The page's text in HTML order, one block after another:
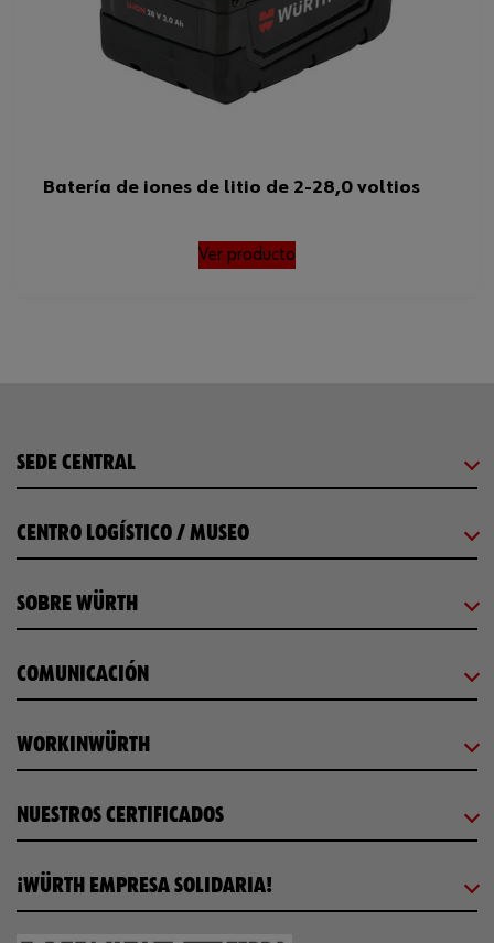
Batería de iones de litio de 2-28,0 voltios
Ver producto
SEDE CENTRAL
CENTRO LOGÍSTICO / MUSEO
SOBRE WÜRTH
COMUNICACIÓN
WORKINWÜRTH
NUESTROS CERTIFICADOS
¡WÜRTH EMPRESA SOLIDARIA!